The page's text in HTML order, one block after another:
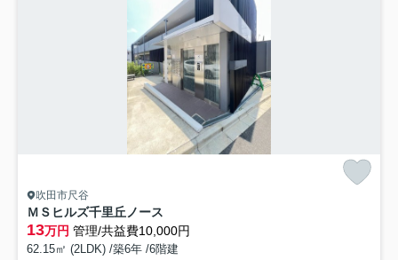
吹田市尺谷
ＭＳヒルズ千里丘ノース
13万円 管理/共益費10,000円
62.15㎡ (2LDK) /築6年 /6階建